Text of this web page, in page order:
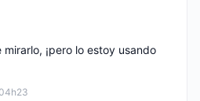
¡pero lo estoy usando